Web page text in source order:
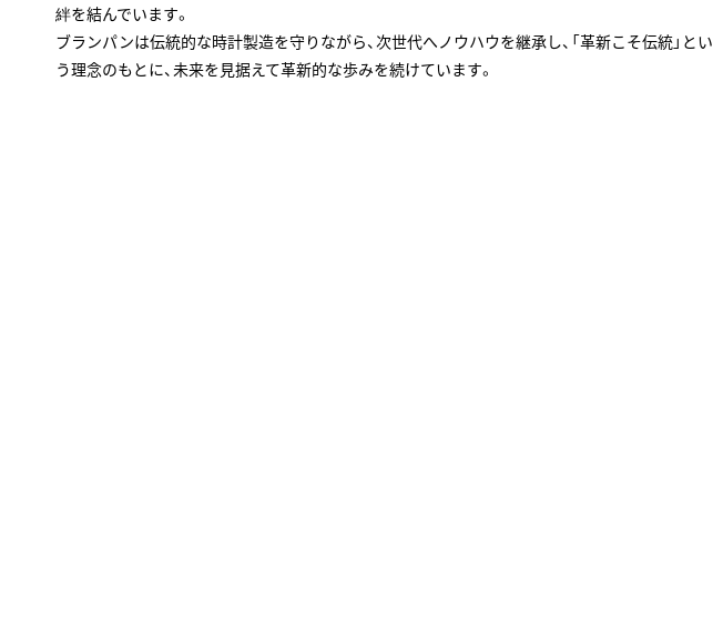
絆を結んでいます。
ブランパンは伝統的な時計製造を守りながら、次世代へノウハウを継承し、「革新こそ伝統」とい
う理念のもとに、未来を見据えて革新的な歩みを続けています。